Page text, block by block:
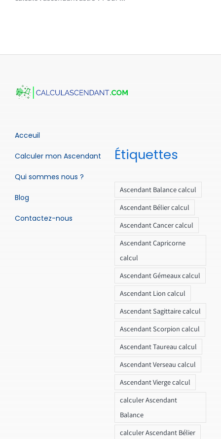
Acceuil
Calculer mon Ascendant
Qui sommes nous ?
Blog
Contactez-nous
Étiquettes
Ascendant Balance calcul
Ascendant Bélier calcul
Ascendant Cancer calcul
Ascendant Capricorne
calcul
Ascendant Gémeaux calcul
Ascendant Lion calcul
Ascendant Sagittaire calcul
Ascendant Scorpion calcul
Ascendant Taureau calcul
Ascendant Verseau calcul
Ascendant Vierge calcul
calculer Ascendant
Balance
calculer Ascendant Bélier